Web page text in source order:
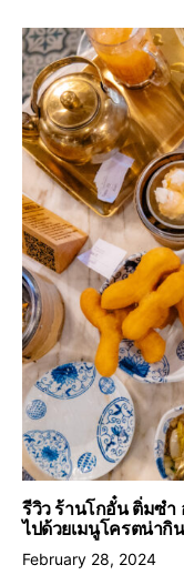
รีวิว ร้านโกอั๋น ติ่มซำ
ไปด้วยเมนูโครตน่ากิน
February 28, 2024